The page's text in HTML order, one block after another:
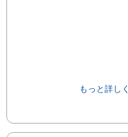
もっと詳しく